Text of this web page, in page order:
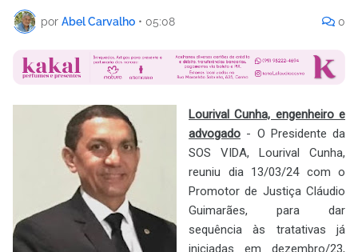
por Abel Carvalho • 05:08 0
Lourival Cunha, engenheiro e
advogado - O Presidente da
SOS VIDA, Lourival Cunha,
reuniu dia 13/03/24 com o
Promotor de Justiça Cláudio
Guimarães, para dar
sequência às tratativas já
iniciadas em dezembro/23,